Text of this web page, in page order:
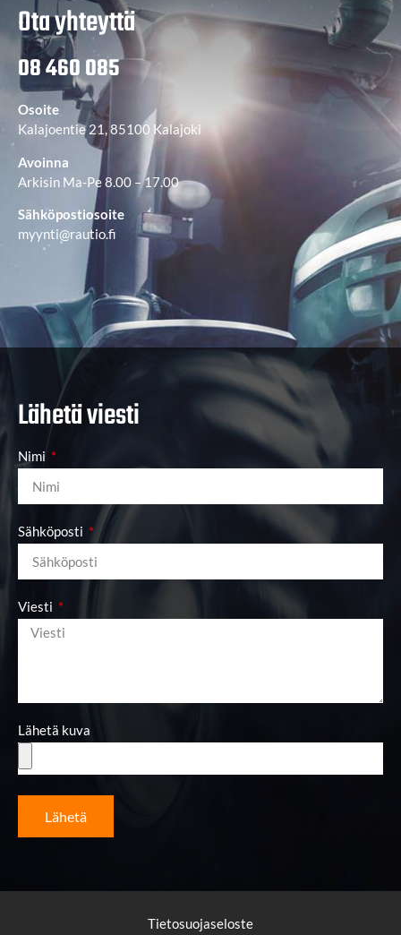
Ota yhteyttä
08 460 085
Osoite
Kalajoentie 21, 85100 Kalajoki
Avoinna
Arkisin Ma-Pe 8.00 – 17.00
Sähköpostiosoite
myynti@rautio.fi
Lähetä viesti
Nimi
Sähköposti
Viesti
Lähetä kuva
Lähetä
Tietosuojaseloste